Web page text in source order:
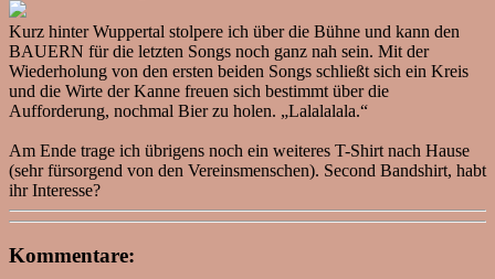
Kurz hinter Wuppertal stolpere ich über die Bühne und kann den
BAUERN für die letzten Songs noch ganz nah sein. Mit der
Wiederholung von den ersten beiden Songs schließt sich ein Kreis
und die Wirte der Kanne freuen sich bestimmt über die
Aufforderung, nochmal Bier zu holen. „Lalalalala.“
Am Ende trage ich übrigens noch ein weiteres T-Shirt nach Hause
(sehr fürsorgend von den Vereinsmenschen). Second Bandshirt, habt
ihr Interesse?
Kommentare: